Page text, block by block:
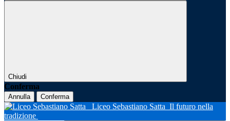
Chiudi
Conferma
Annulla Conferma
Liceo Sebastiano Satta Il futuro nella
tradizione